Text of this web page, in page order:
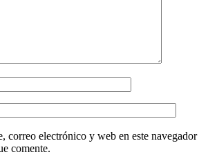
correo electrónico y web en este navegador
comente.